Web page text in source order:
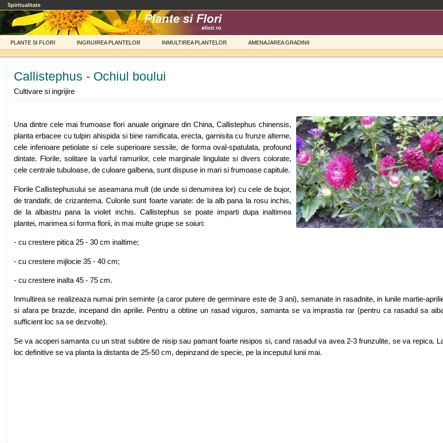
Spiritualitate
PLANTE SI FLORI INGRIJIREA PLANTELOR INMULTIREA PLANTELOR AMENAJAREA GRADINII
Callistephus - Ochiul boului
Cultivare si ingrijire
Una dintre cele mai frumoase flori anuale originare din China, Callistephus chinensis,
planta erbacee cu tulpin ahispida si bine ramificata, erecta, garnisita cu frunze alterne,
cele inferioare petiolate si cele superioare sessile, de forma oval-spatulata, profound
dintate. Florile, solitare la varful ramurilor, cele marginale lingulate si divers colorate,
cele centrale tubuloase, de culoare galbena, sunt dispuse in mari si frumoase capitule.
Florile Callistephusului se aseamana mult (de unde si denumirea lor) cu cele de bujor,
de trandafir, de crizantema. Culorile sunt foarte variate: de la alb pana la rosu inchis,
de la albastru pana la violet inchis. Callistephus se poate imparti dupa inaltimea
plantei, marimea si forma florii, in mai multe grupe se soiuri:
- cu crestere pitica 25 - 30 cm inaltime;
- cu crestere mijlocie 35 - 40 cm;
- cu crestere inalta 45 - 75 cm.
Inmultirea se realizeaza numai prin seminte (a caror putere de germinare este de 3 ani), semanate in rasadnite, in lunile martie-
si afara pe brazde, incepand din aprilie. Pentru a obtine un rasad viguros, samanta se va imprastia rar (pentru ca rasadul sa
sufficient loc sa se dezvolte).
Se va acoperi samanta cu un strat subtire de nisip sau pamant foarte nisipos si, cand rasadul va avea 2-3 frunzulite, se va repica.
loc definitive se va planta la distanta de 25-50 cm, depinzand de specie, pe la inceputul lunii mai.